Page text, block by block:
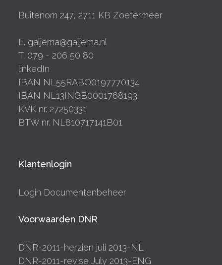
Buitenom 247, 2711 KB Zoetermeer
E. galjema@galjema.nl
T. 079 - 206 50 80
linkedIn
IBAN NL55RABO0197770134
IBAN NL13INGB0001768193
KVK nr. 27250331
BTW nr. NL810717141B01
Klantenlogin
Login Documentenbeheer
Voorwaarden DNR
DNR-2011-herzien juli 2013-NL
DNR-2011-revise July 2013-ENG